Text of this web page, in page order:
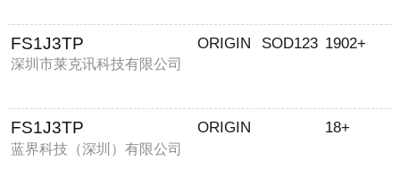
FS1J3TP
深圳市莱克讯科技有限公司
ORIGIN SOD123 1902+
FS1J3TP
蓝界科技（深圳）有限公司
ORIGIN 18+